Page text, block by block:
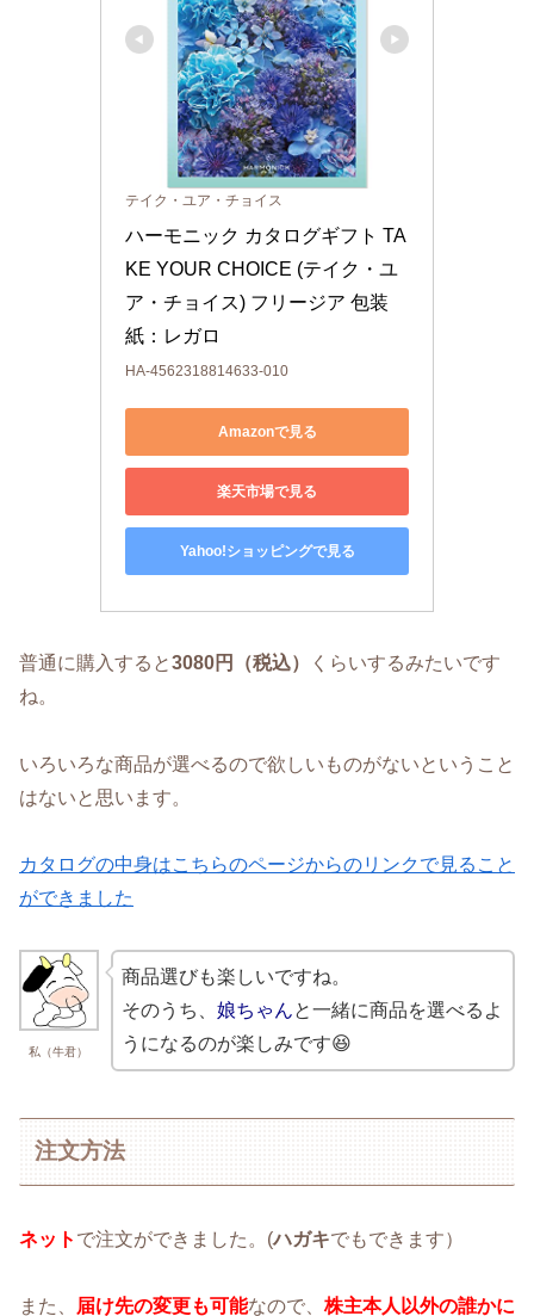
テイク・ユア・チョイス
ハーモニック カタログギフト TA
KE YOUR CHOICE (テイク・ユ
ア・チョイス) フリージア 包装
紙：レガロ
HA-4562318814633-010
Amazonで見る
楽天市場で見る
Yahoo!ショッピングで見る
普通に購入すると3080円（税込）
くらいするみたいです
ね。
いろいろな商品が選べるので欲しいものがないということ
はないと思います。
カタログの中身はこちらのページからのリンクで見ること
ができました
私（牛君）
商品選びも楽しいですね。
そのうち、 娘ちゃんと一緒に商品を選べるよ
うになるのが楽しみです😆
注文方法
ネット で注文ができました。(ハガキでもできます）
また、 届け先の変更も可能なので、 株主本人以外の誰かに